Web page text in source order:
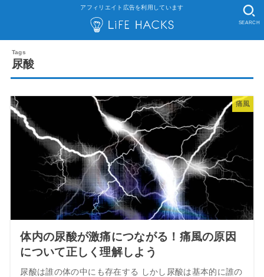
アフィリエイト広告を利用しています
SEARCH
尿酸
痛風
体内の尿酸が激痛につながる！痛風の原因
について正しく理解しよう
尿酸は誰の体の中にも存在する しかし尿酸は基本的に誰の